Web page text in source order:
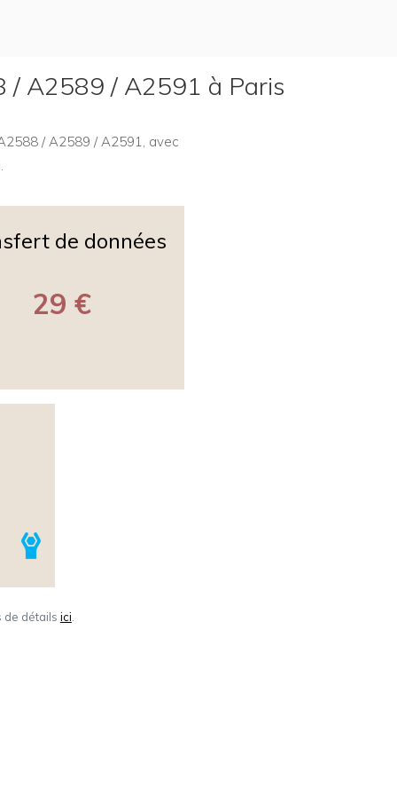
/ A2589 / A2591 à Paris
/ A2589 / A2591, avec
de données
29 €
de détails ici